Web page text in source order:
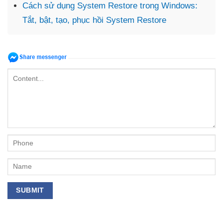
Cách sử dụng System Restore trong Windows:
Tắt, bật, tạo, phục hồi System Restore